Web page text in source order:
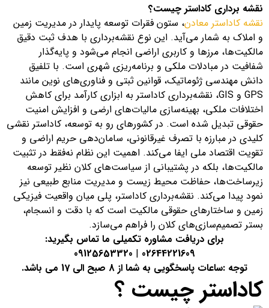
نقشه برداری کاداستر چیست؟
نقشه کاداستر معادن، ستون فقرات توسعه پایدار در مدیریت زمین
و املاک به شمار می‌آید. این نوع نقشه‌برداری با هدف ثبت دقیق
مالکیت‌ها، مرزها و کاربری اراضی انجام می‌شود و پایه‌گذار
شفافیت در مبادلات ملکی و برنامه‌ریزی شهری است. با تلفیق
دانش مهندسی ژئوماتیک، قوانین ثبتی و فناوری‌های نوین مانند
GPS و GIS، نقشه‌برداری کاداستر به ابزاری کارآمد برای کاهش
اختلافات ملکی، بهینه‌سازی مالیات‌های ارضی و افزایش امنیت
حقوقی تبدیل شده است. در کشورهای رو به توسعه، کاداستر نقشی
کلیدی در مبارزه با تصرف غیرقانونی، سامان‌دهی حریم اراضی و
تقویت اقتصاد ملی ایفا می‌کند. اهمیت این نظام نه‌فقط در تثبیت
مالکیت‌ها، بلکه در پشتیبانی از سیاست‌های کلان نظیر توسعه
زیرساخت‌ها، حفاظت محیط زیست و مدیریت منابع طبیعی نیز
نمود پیدا می‌کند. نقشه‌برداری کاداستر، پلی میان واقعیت فیزیکی
زمین و ساختارهای حقوقی مالکیت است که با دقت و انسجام،
بستر تصمیم‌سازی‌های کلان را فراهم می‌سازد.
برای دریافت مشاوره تکمیلی ما تماس بگیرید:
02644221609
|
09125653320
توجه :ساعات پاسخگویی به شما از 8 صبح الی 17 می باشد.
کاداستر چیست ؟